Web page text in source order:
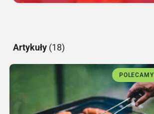
Artykuły (18)
POLECAMY